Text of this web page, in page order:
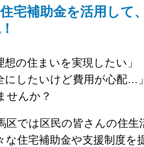
宅補助金を活用して
想の住まいを実現したい」
にしたいけど費用が心配…
せんか？
区では区民の皆さんの住
な住宅補助金や支援制度を